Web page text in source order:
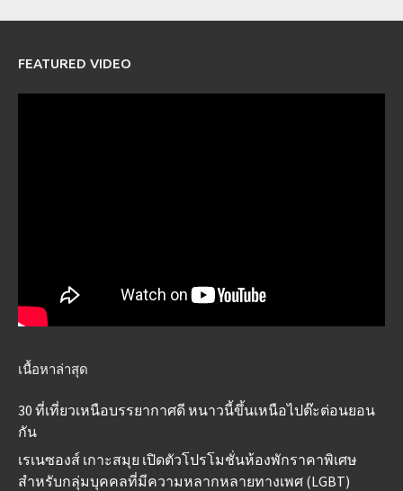
FEATURED VIDEO
เนื้อหาล่าสุด
30 ที่เที่ยวเหนือบรรยากาศดี หนาวนี้ขึ้นเหนือไปต๊ะต่อนยอน
กัน
เรเนซองส์ เกาะสมุย เปิดตัวโปรโมชั่นห้องพักราคาพิเศษ
สำหรับกลุ่มบุคคลที่มีความหลากหลายทางเพศ (LGBT)